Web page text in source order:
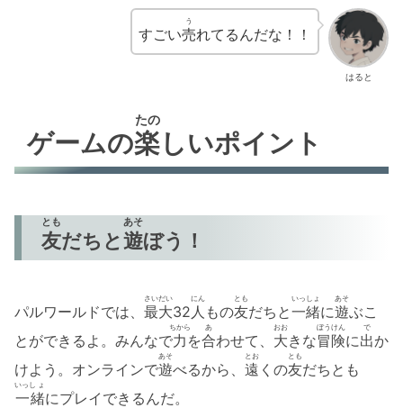
はると
すごい売
う
れてるんだな！！
ゲームの楽
たの
しいポイント
友
とも
だちと遊
あそ
ぼう！
パルワールドでは、 最大
さいだい
32 人
にん
もの友
とも
だちと一緒
いっしょ
に遊
あそ
ぶこ
とができるよ。みんなで力
ちから
を合
あ
わせて、 大
おお
きな冒険
ぼうけん
に出
で
か
けよう。オンラインで遊
あそ
べるから、 遠
とお
くの友
とも
だちとも
一緒
いっし ょ
にプレイできるんだ。